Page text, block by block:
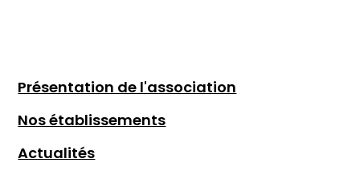
Présentation de l'association
Nos établissements
Actualités